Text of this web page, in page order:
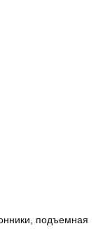
подъемная